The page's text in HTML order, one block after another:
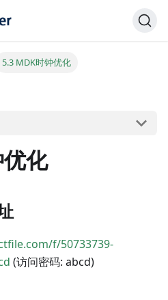
5.3 MDK时钟优化
化
f/50733739-
(访问密码: abcd)